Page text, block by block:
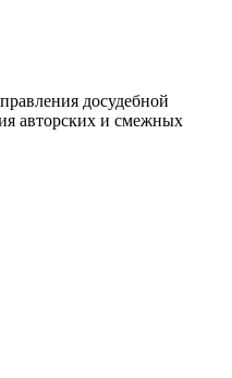
досудебной
авторских и смежных